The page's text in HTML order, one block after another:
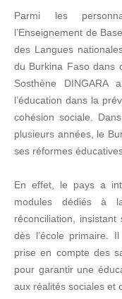
Parmi les
l’Enseignement de
des Langues
du Burkina Faso dans
Sosthène
l’éducation dans la
cohésion sociale.
plusieurs années, le
ses réformes
En effet, le pays a
modules dédiés à
réconciliation,
dès l’école primaire.
prise en compte des
pour garantir une
aux réalités sociales et